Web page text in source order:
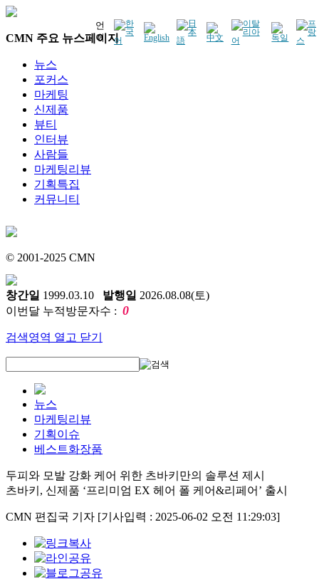
언
어
CMN 주요 뉴스페이지
뉴스
포커스
마케팅
신제품
뷰티
인터뷰
사람들
마케팅리뷰
기획특집
커뮤니티
© 2001-2025 CMN
창간일 1999.03.10 발행일 2026.08.08(토)
이번달 누적방문자수 : 0
검색영역 열고 닫기
뉴스
마케팅리뷰
기획이슈
베스트화장품
두피와 모발 강화 케어 위한 츠바키만의 솔루션 제시
츠바키, 신제품 ‘프리미엄 EX 헤어 폴 케어&리페어’ 출시
CMN 편집국 기자 [기사입력 : 2025-06-02 오전 11:29:03]